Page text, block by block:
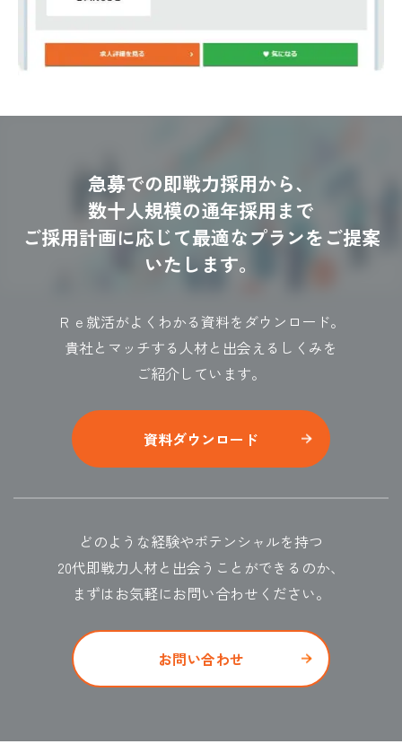
急募での即戦力採用から、
数十人規模の通年採用まで
ご採用計画に応じて最適なプランをご提案
いたします。
Ｒｅ就活がよくわかる資料をダウンロード。
貴社とマッチする人材と出会えるしくみを
ご紹介しています。
資料ダウンロード
どのような経験やポテンシャルを持つ
20代即戦力人材と出会うことができるのか、
まずはお気軽にお問い合わせください。
お問い合わせ